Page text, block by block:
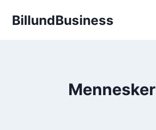
BillundBusiness
Mennesker